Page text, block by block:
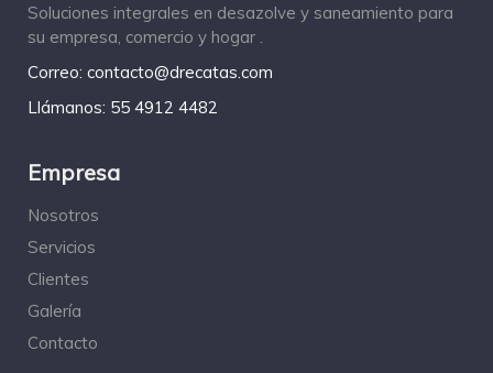
Soluciones integrales en desazolve y saneamiento para
su empresa, comercio y hogar .
Correo: contacto@drecatas.com
Llámanos: 55 4912 4482
Empresa
Nosotros
Servicios
Clientes
Galería
Contacto